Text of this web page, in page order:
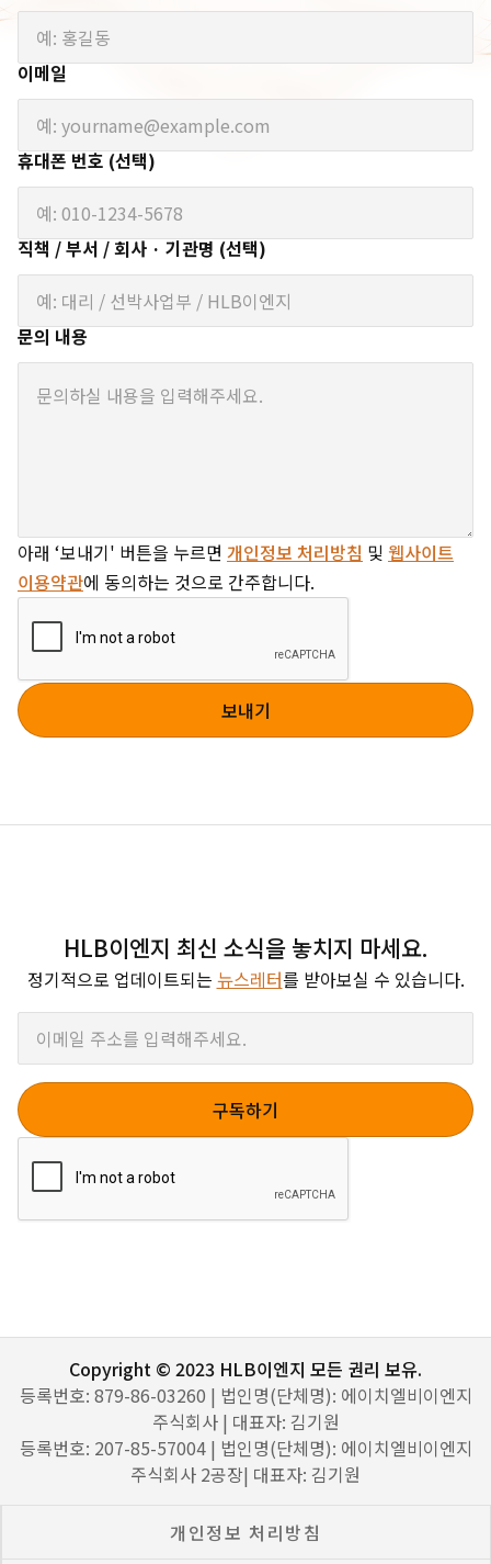
이메일
휴대폰 번호 (선택)
직책 / 부서 / 회사 · 기관명 (선택)
문의 내용
아래 ‘보내기' 버튼을 누르면 개인정보 처리방침 및 웹사이트
이용약관에 동의하는 것으로 간주합니다.
HLB이엔지 최신 소식을 놓치지 마세요.
정기적으로 업데이트되는 뉴스레터를 받아보실 수 있습니다.
Copyright © 2023 HLB이엔지 모든 권리 보유.
등록번호: 879-86-03260 | 법인명(단체명): 에이치엘비이엔지
주식회사 | 대표자: 김기원
등록번호: 207-85-57004 | 법인명(단체명): 에이치엘비이엔지
주식회사 2공장| 대표자: 김기원
개인정보 처리방침